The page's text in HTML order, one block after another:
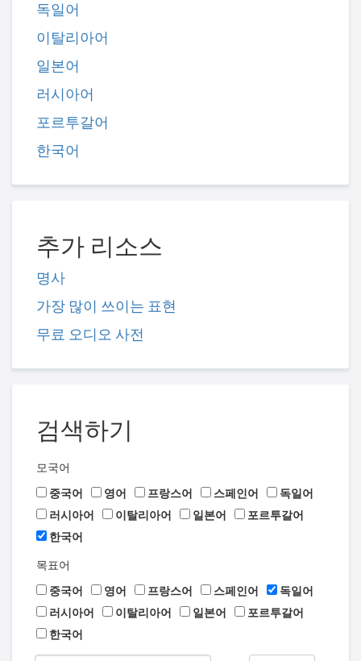
독일어
이탈리아어
일본어
러시아어
포르투갈어
한국어
추가 리소스
명사
가장 많이 쓰이는 표현
무료 오디오 사전
검색하기
모국어
중국어
영어 프랑스어 스페인어
독일어
러시아어
이탈리아어 일본어
포르투갈어
한국어
목표어
중국어
영어 프랑스어 스페인어
독일어
러시아어
이탈리아어 일본어
포르투갈어
한국어